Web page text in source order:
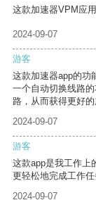
这款加速器VPM应
2024-09-07
游客
这款加速器app的功
一个自动切换线路
路，从而获得更好的
2024-09-07
游客
这款app是我工作上
更轻松地完成工作任
2024-09-07